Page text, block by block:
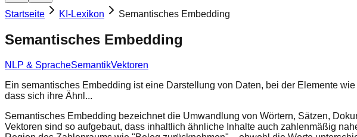
Startseite KI-Lexikon Semantisches Embedding
Semantisches Embedding
NLP & SpracheSemantikVektoren
Ein semantisches Embedding ist eine Darstellung von Daten, bei der Elemente
dass sich ihre Ähnl...
Semantisches Embedding bezeichnet die Umwandlung von Wörtern, Sätzen,
Vektoren sind so aufgebaut, dass inhaltlich ähnliche Inhalte auch zahlenmäßig